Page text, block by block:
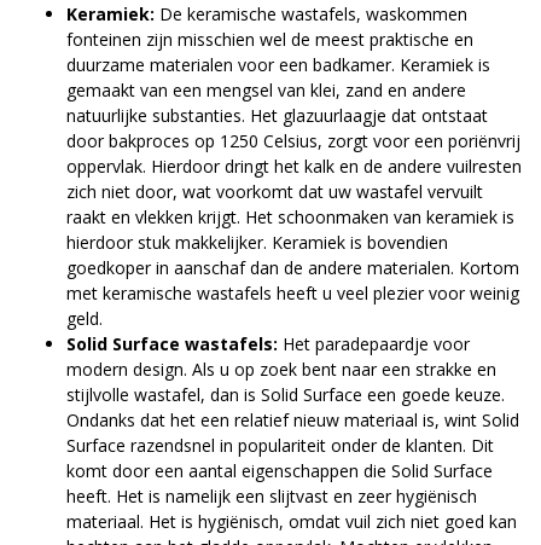
Keramiek: De keramische wastafels, waskommen
fonteinen zijn misschien wel de meest praktische en
duurzame materialen voor een badkamer. Keramiek is
gemaakt van een mengsel van klei, zand en andere
natuurlijke substanties. Het glazuurlaagje dat ontstaat
door bakproces op 1250 Celsius, zorgt voor een poriënvrij
oppervlak. Hierdoor dringt het kalk en de andere vuilresten
zich niet door, wat voorkomt dat uw wastafel vervuilt
raakt en vlekken krijgt. Het schoonmaken van keramiek is
hierdoor stuk makkelijker. Keramiek is bovendien
goedkoper in aanschaf dan de andere materialen. Kortom
met keramische wastafels heeft u veel plezier voor weinig
geld.
Solid Surface wastafels: Het paradepaardje voor
modern design. Als u op zoek bent naar een strakke en
stijlvolle wastafel, dan is Solid Surface een goede keuze.
Ondanks dat het een relatief nieuw materiaal is, wint Solid
Surface razendsnel in populariteit onder de klanten. Dit
komt door een aantal eigenschappen die Solid Surface
heeft. Het is namelijk een slijtvast en zeer hygiënisch
materiaal. Het is hygiënisch, omdat vuil zich niet goed kan